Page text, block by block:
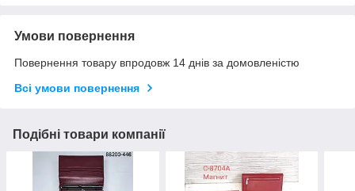
Умови повернення
Повернення товару впродовж 14 днів за домовленістю
Всі умови повернення
Подібні товари компанії